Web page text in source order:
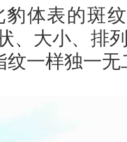
豹体表的斑
大小、排
纹一样独一无